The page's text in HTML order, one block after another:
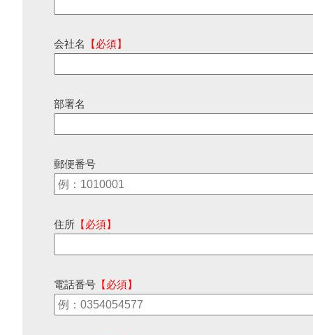
会社名 【必須】
部署名
郵便番号
住所 【必須】
電話番号 【必須】